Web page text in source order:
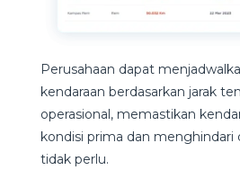
Perusahaan dapat
kendaraan berdasarkan jarak
operasional, memastikan
kondisi prima dan
tidak perlu.